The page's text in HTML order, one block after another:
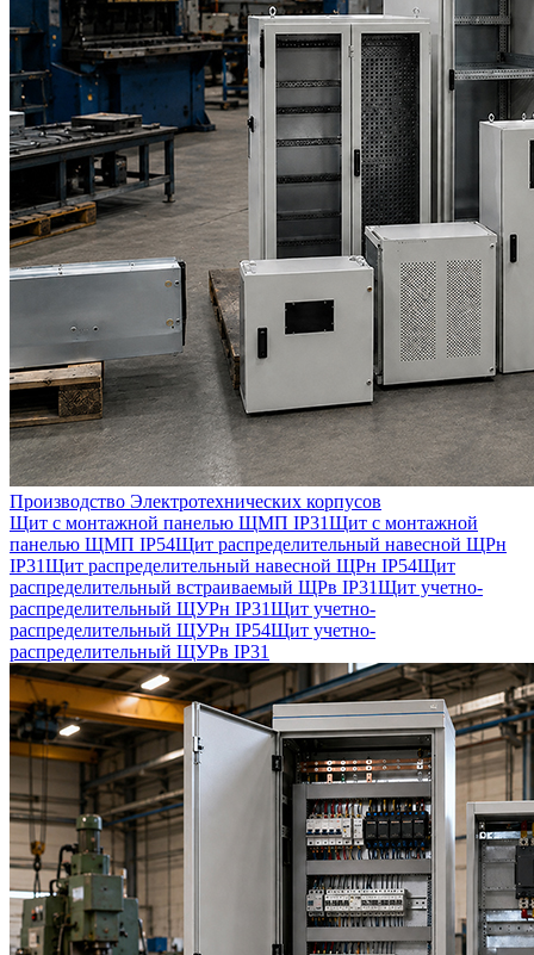
Производство Электротехнических корпусов
Щит с монтажной панелью ЩМП IP31Щит с монтажной
панелью ЩМП IP54Щит распределительный навесной ЩРн
IP31Щит распределительный навесной ЩРн IP54Щит
распределительный встраиваемый ЩРв IP31Щит учетно-
распределительный ЩУРн IP31Щит учетно-
распределительный ЩУРн IP54Щит учетно-
распределительный ЩУРв IP31